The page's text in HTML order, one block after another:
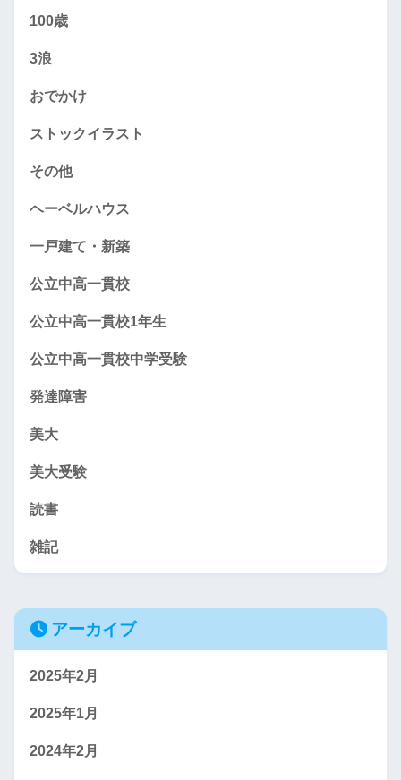
100歳
3浪
おでかけ
ストックイラスト
その他
ヘーベルハウス
一戸建て・新築
公立中高一貫校
公立中高一貫校1年生
公立中高一貫校中学受験
発達障害
美大
美大受験
読書
雑記
アーカイブ
2025年2月
2025年1月
2024年2月